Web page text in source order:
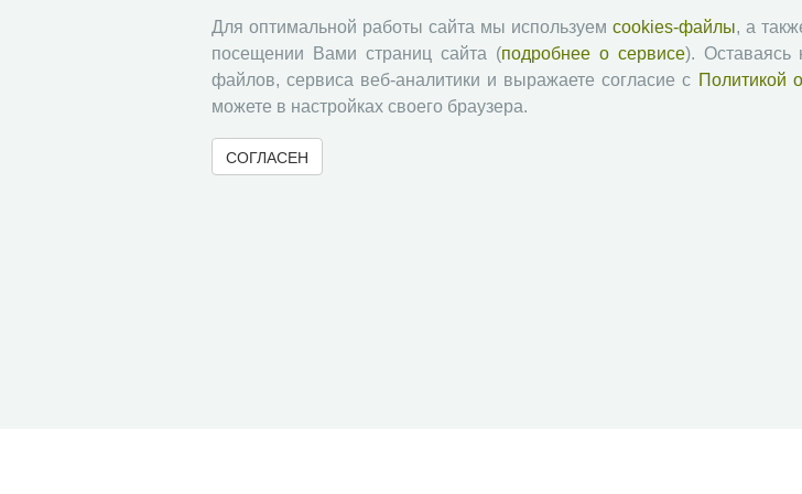
Для оптимальной работы сайта мы используем cookies-файлы, а
посещении Вами страниц сайта (подробнее о сервисе). Оставаясь
файлов, сервиса веб-аналитики и выражаете согласие с Политикой
можете в настройках своего браузера.
СОГЛАСЕН